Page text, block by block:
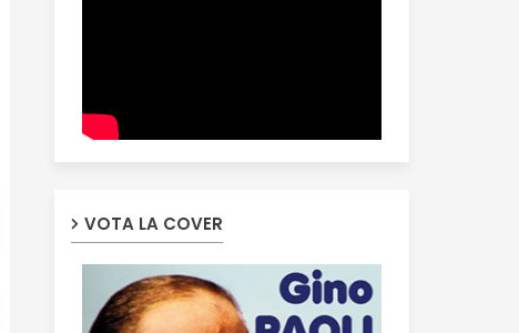
VOTA LA COVER